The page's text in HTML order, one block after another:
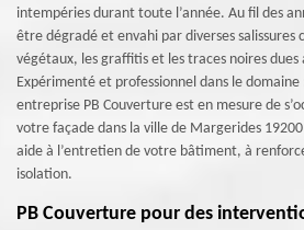
intempéries durant toute l’année. Au fil des
être dégradé et envahi par diverses salissures
végétaux, les graffitis et les traces noires dues
Expérimenté et professionnel dans le
entreprise PB Couverture est en mesure de
votre façade dans la ville de Margerides
aide à l’entretien de votre bâtiment, à
isolation.
PB Couverture pour des